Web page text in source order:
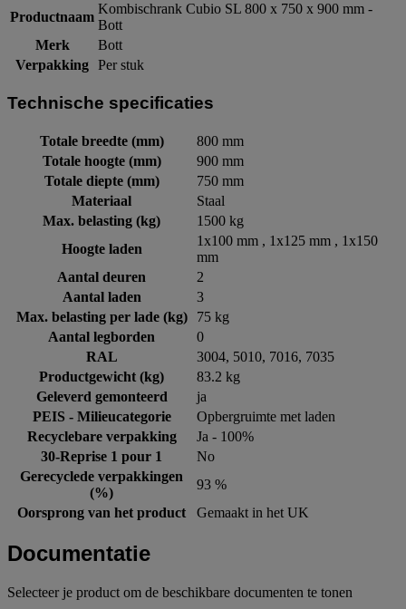
Productnaam
Kombischrank Cubio SL 800 x 750 x 900 mm -
Bott
Merk
Bott
Verpakking Per stuk
Technische specificaties
Totale breedte (mm)
800 mm
Totale hoogte (mm)
900 mm
Totale diepte (mm)
750 mm
Materiaal
Staal
Max. belasting (kg)
1500 kg
Hoogte laden
1x100 mm , 1x125 mm , 1x150
mm
Aantal deuren
2
Aantal laden
3
Max. belasting per lade (kg)
75 kg
Aantal legborden
0
RAL
3004, 5010, 7016, 7035
Productgewicht (kg)
83.2 kg
Geleverd gemonteerd
ja
PEIS - Milieucategorie
Opbergruimte met laden
Recyclebare verpakking
Ja - 100%
30-Reprise 1 pour 1
No
Gerecyclede verpakkingen
(%)
93 %
Oorsprong van het product
Gemaakt in het UK
Documentatie
Selecteer je product om de beschikbare documenten te tonen